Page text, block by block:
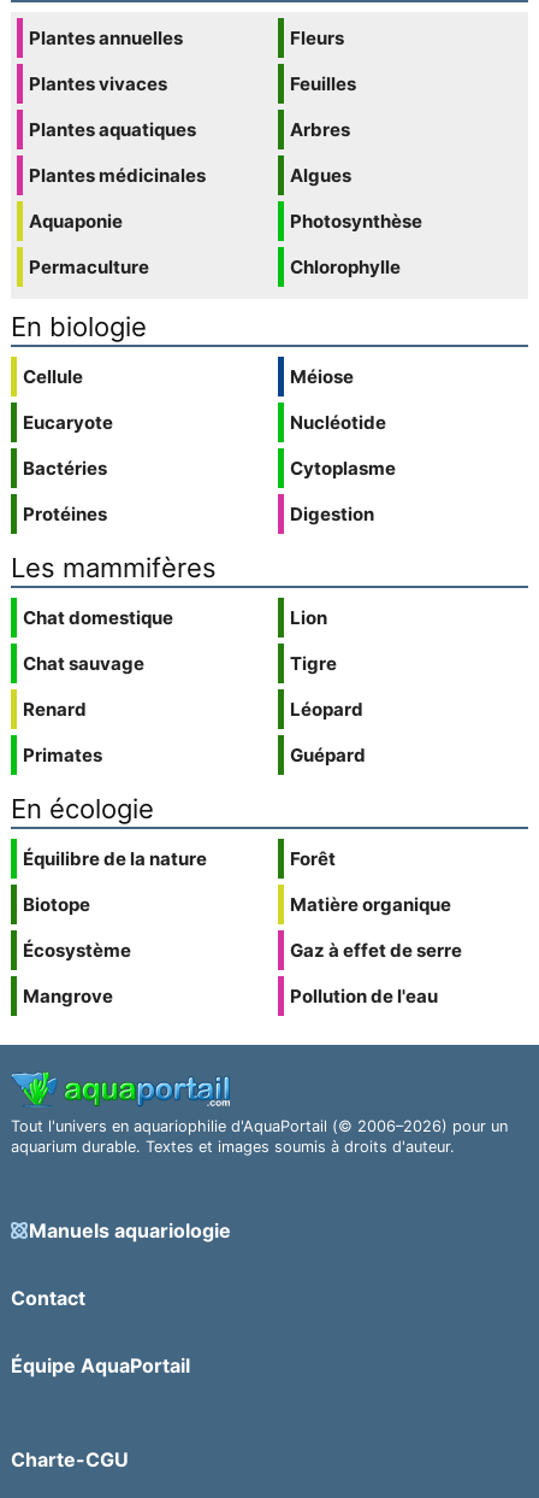
Plantes annuelles
Plantes vivaces
Plantes aquatiques
Plantes médicinales
Aquaponie
Permaculture
Fleurs
Feuilles
Arbres
Algues
Photosynthèse
Chlorophylle
En biologie
Cellule
Eucaryote
Bactéries
Protéines
Méiose
Nucléotide
Cytoplasme
Digestion
Les mammifères
Chat domestique
Chat sauvage
Renard
Primates
Lion
Tigre
Léopard
Guépard
En écologie
Équilibre de la nature
Biotope
Écosystème
Mangrove
Forêt
Matière organique
Gaz à effet de serre
Pollution de l'eau
Tout l'univers en aquariophilie d'AquaPortail (© 2006–2026) pour un
aquarium durable. Textes et images soumis à droits d'auteur.
Manuels aquariologie
Contact
Équipe AquaPortail
Charte-CGU